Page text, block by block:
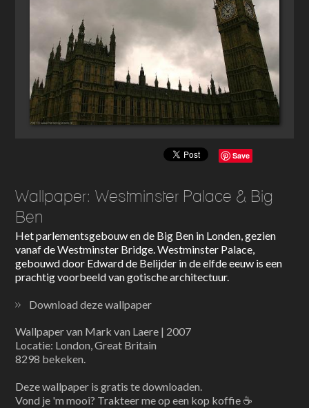
Save
Wallpaper: Westminster Palace & Big
Ben
Het parlementsgebouw en de Big Ben in Londen, gezien
vanaf de Westminster Bridge. Westminster Palace,
gebouwd door Edward de Belijder in de elfde eeuw is een
prachtig voorbeeld van gotische architectuur.
Download deze wallpaper
Wallpaper van Mark van Laere | 2007
Locatie: London, Great Britain
8298 bekeken.
Deze wallpaper is gratis te downloaden.
Vond je 'm mooi? Trakteer me op een kop koffie ☕